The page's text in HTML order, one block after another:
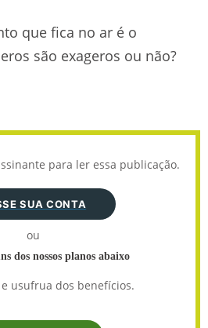
que fica no ar é o
são exageros ou não?
para ler essa publicação.
SUA CONTA
ou
dos nossos planos abaixo
usufrua dos benefícios.